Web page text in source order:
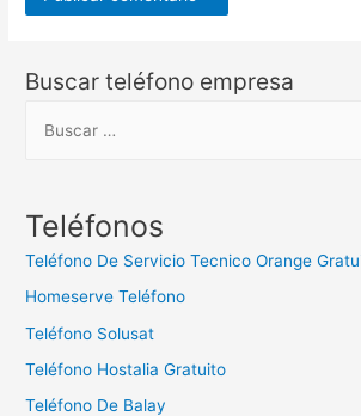
Buscar teléfono empresa
c
:
Teléfonos
Teléfono De Servicio Tecnico Orange
Homeserve Teléfono
Teléfono Solusat
Teléfono Hostalia Gratuito
Teléfono De Balay